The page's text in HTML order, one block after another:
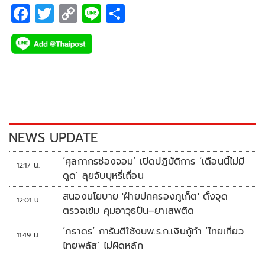
F
ac
e
k
T
wi
tt
C
o
p
k
Li
NEWS UPDATE
12:17 น.
‘ศุลกากรช่องจอม’ เปิดปฏิบัติการ ‘เดือนนี้ไม่มี
ดูด’ ลุยจับบุหรี่เถื่อน
12:01 น.
สนองนโยบาย 'ฝ่ายปกครองภูเก็ต' ตั้งจุด
ตรวจเข้ม คุมอาวุธปืน–ยาเสพติด
11:49 น.
‘ภราดร’ การันตีใช้งบพ.ร.ก.เงินกู้ทำ ‘ไทยเที่ยว
ไทยพลัส’ ไม่ผิดหลัก